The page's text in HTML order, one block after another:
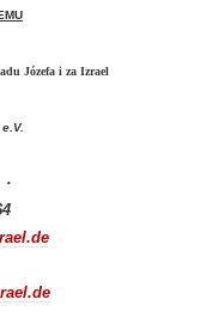
Józefa i za Izrael